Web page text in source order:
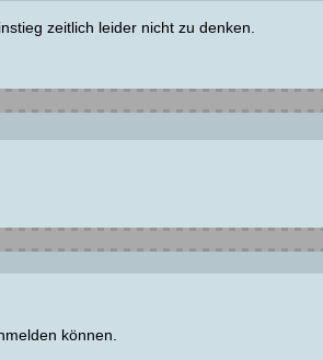
zeitlich leider nicht zu denken.
können.